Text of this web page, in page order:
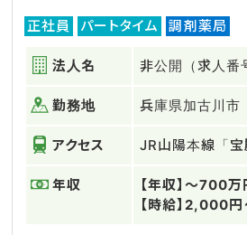
正社員 パートタイム 調剤薬局
法人名 非公開（求人番
勤務地 兵庫県加古川市
アクセス JR山陽本線「宝
年収
【年収】～700万
【時給】2,000